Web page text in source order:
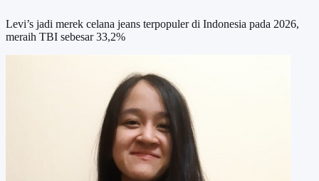
Levi’s jadi merek celana jeans terpopuler di Indonesia pada 2026,
meraih TBI sebesar 33,2%